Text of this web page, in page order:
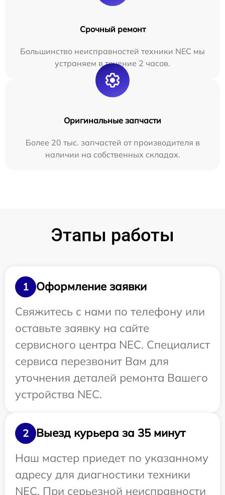
Срочный ремонт
Большинство неисправностей техники NEC мы
устраняем в течение 2 часов.
Оригинальные запчасти
Более 20 тыс. запчастей от производителя в
наличии на собственных складах.
Этапы работы
1
Оформление заявки
Свяжитесь с нами по телефону или
оставьте заявку на сайте
сервисного центра NEC. Специалист
сервиса перезвонит Вам для
уточнения деталей ремонта Вашего
устройства NEC.
2
Выезд курьера за 35 минут
Наш мастер приедет по указанному
адресу для диагностики техники
NEC. При серьезной неисправности